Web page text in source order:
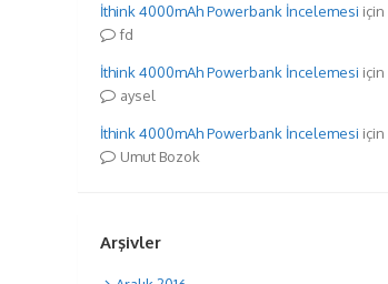
İthink 4000mAh Powerbank İncelemesi için
fd
İthink 4000mAh Powerbank İncelemesi için
aysel
İthink 4000mAh Powerbank İncelemesi için
Umut Bozok
Arşivler